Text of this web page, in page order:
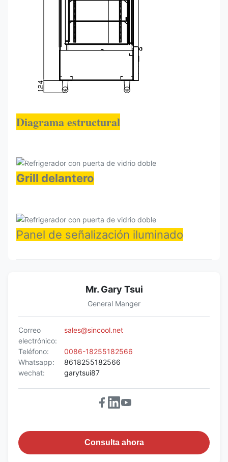
Diagrama estructural
Grill delantero
Panel de señalización iluminado
Mr. Gary Tsui
General Manger
Correo
electrónico:
sales@sincool.net
Teléfono:
0086-18255182566
Whatsapp:
8618255182566
wechat:
garytsui87
Consulta ahora